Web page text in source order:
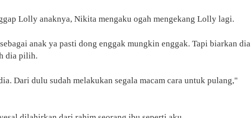
Lolly anaknya, Nikita mengaku ogah mengekang Lolly lagi.
anak ya pasti dong enggak mungkin enggak. Tapi biarkan dia
dia pilih.
Dari dulu sudah melakukan segala macam cara untuk pulang,"